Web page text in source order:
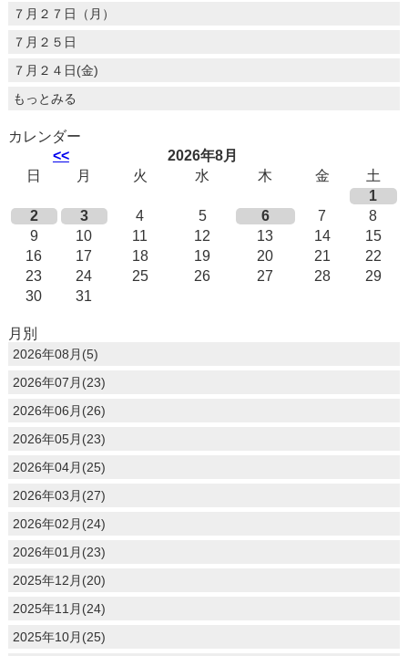
７月２７日（月）
７月２５日
７月２４日(金)
もっとみる
カレンダー
<<
2026年8月
日
月 火 水 木 金
土
1
2
3 4 5 6 7
8
9
10 11 12 13 14
15
16
17 18 19 20 21
22
23
24 25 26 27 28
29
30
31
月別
2026年08月(5)
2026年07月(23)
2026年06月(26)
2026年05月(23)
2026年04月(25)
2026年03月(27)
2026年02月(24)
2026年01月(23)
2025年12月(20)
2025年11月(24)
2025年10月(25)